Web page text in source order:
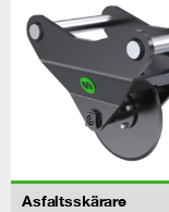
Asfaltsskärare